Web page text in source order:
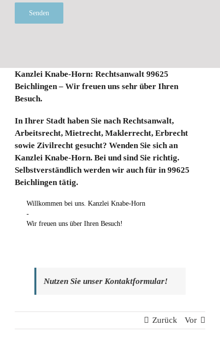
Kanzlei Knabe-Horn: Rechtsanwalt 99625
Beichlingen – Wir freuen uns sehr über Ihren
Besuch.
In Ihrer Stadt haben Sie nach Rechtsanwalt,
Arbeitsrecht, Mietrecht, Maklerrecht, Erbrecht
sowie Zivilrecht gesucht? Wenden Sie sich an
Kanzlei Knabe-Horn. Bei und sind Sie richtig.
Selbstverständlich werden wir auch für in 99625
Beichlingen tätig.
Willkommen bei uns. Kanzlei Knabe-Horn
-
Wir freuen uns über Ihren Besuch!
Nutzen Sie unser Kontaktformular!
Zurück Vor